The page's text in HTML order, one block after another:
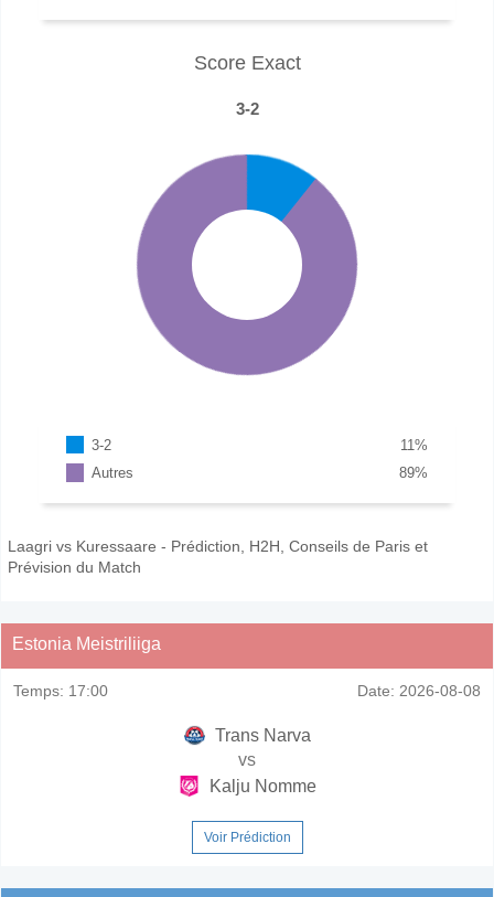
Score Exact
3-2
3-2 %
11
Autres
%
89
Laagri vs Kuressaare - Prédiction, H2H, Conseils de Paris et
Prévision du Match
Estonia Meistriliiga
Temps: 17:00 Date: 2026-08-08
Trans Narva
vs
Kalju Nomme
Voir Prédiction